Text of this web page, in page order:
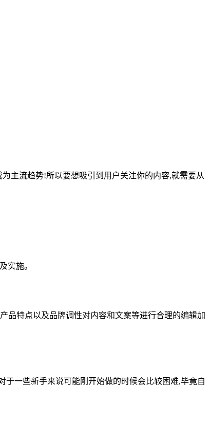
主流趋势!所以要想吸引到用户关注你的内容,就需要从
实施。
品特点以及品牌调性对内容和文案等进行合理的编辑加
一些新手来说可能刚开始做的时候会比较困难,毕竟自